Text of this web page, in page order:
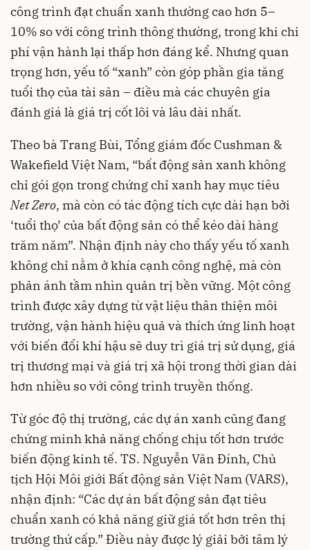
công trình đạt chuẩn xanh thường cao hơn 5–
10% so với công trình thông thường, trong khi chi
phí vận hành lại thấp hơn đáng kể. Nhưng quan
trọng hơn, yếu tố “xanh” còn góp phần gia tăng
tuổi thọ của tài sản – điều mà các chuyên gia
đánh giá là giá trị cốt lõi và lâu dài nhất.
Theo bà Trang Bùi, Tổng giám đốc Cushman &
Wakefield Việt Nam, “bất động sản xanh không
chỉ gói gọn trong chứng chỉ xanh hay mục tiêu
Net Zero, mà còn có tác động tích cực dài hạn bởi
‘tuổi thọ’ của bất động sản có thể kéo dài hàng
trăm năm”. Nhận định này cho thấy yếu tố xanh
không chỉ nằm ở khía cạnh công nghệ, mà còn
phản ánh tầm nhìn quản trị bền vững. Một công
trình được xây dựng từ vật liệu thân thiện môi
trường, vận hành hiệu quả và thích ứng linh hoạt
với biến đổi khí hậu sẽ duy trì giá trị sử dụng, giá
trị thương mại và giá trị xã hội trong thời gian dài
hơn nhiều so với công trình truyền thống.
Từ góc độ thị trường, các dự án xanh cũng đang
chứng minh khả năng chống chịu tốt hơn trước
biến động kinh tế. TS. Nguyễn Văn Đính, Chủ
tịch Hội Môi giới Bất động sản Việt Nam (VARS),
nhận định: “Các dự án bất động sản đạt tiêu
chuẩn xanh có khả năng giữ giá tốt hơn trên thị
trường thứ cấp.” Điều này được lý giải bởi tâm lý